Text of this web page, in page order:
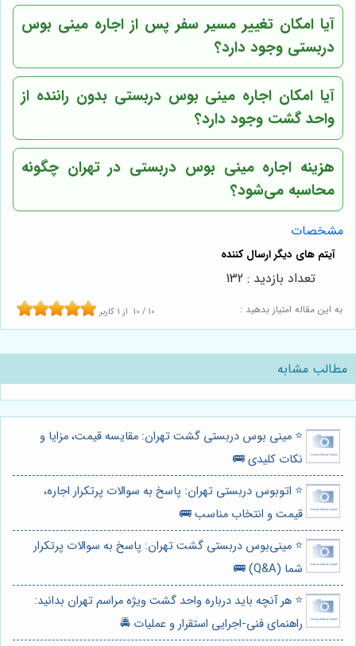
آیا امکان تغییر مسیر سفر پس از اجاره مینی بوس
دربستی وجود دارد؟
آیا امکان اجاره مینی بوس دربستی بدون راننده از
واحد گشت وجود دارد؟
هزینه اجاره مینی بوس دربستی در تهران چگونه
محاسبه می‌شود؟
مشخصات
به این مقاله امتیاز بدهید : 10 / 10 از 1 کاربر
تعداد بازدید : 132
مطالب مشابه
⭐️ مینی بوس دربستی گشت تهران: مقایسه قیمت، مزایا و
نکات کلیدی 🚌
⭐️ اتوبوس دربستی تهران: پاسخ به سوالات پرتکرار اجاره،
قیمت و انتخاب مناسب 🚌
⭐️ مینی‌بوس دربستی گشت تهران: پاسخ به سوالات پرتکرار
شما (Q&A) 🚌
⭐️ هر آنچه باید درباره واحد گشت ویژه مراسم تهران بدانید:
راهنمای فنی-اجرایی استقرار و عملیات 🚔